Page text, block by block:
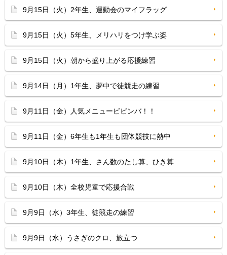
9月15日（火）2年生、運動会のマイフラッグ
9月15日（火）5年生、メリハリをつけ学ぶ姿
9月15日（火）朝から盛り上がる応援練習
9月14日（月）1年生、夢中で徒競走の練習
9月11日（金）人気メニュービビンバ！！
9月11日（金）6年生も1年生も団体競技に熱中
9月10日（木）1年生、さん数のたし算、ひき算
9月10日（木）全校児童で応援合戦
9月9日（水）3年生、徒競走の練習
9月9日（水）うさぎのクロ、旅立つ